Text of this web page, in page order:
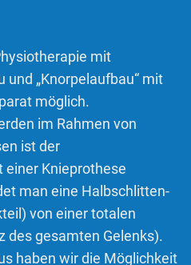
mit
„Knorpelaufbau“ mit
möglich.
im Rahmen von
ist der
einer Knieprothese
man eine Halbschlitten-
von einer totalen
des gesamten Gelenks).
haben wir die Möglichkeit